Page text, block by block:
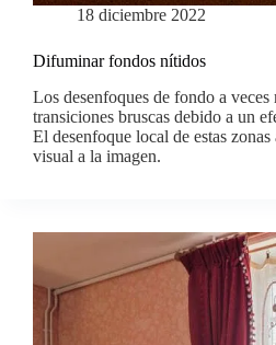
18 diciembre 2022
Difuminar fondos nítidos
Los desenfoques de fondo a veces
transiciones bruscas debido a un
El desenfoque local de estas
visual a la imagen.